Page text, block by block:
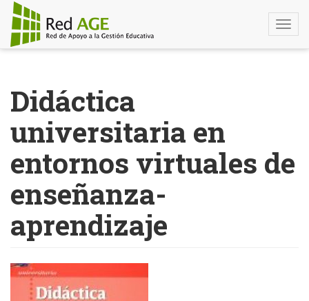
contenido
principal
Didáctica
universitaria en
entornos virtuales de
enseñanza-
aprendizaje